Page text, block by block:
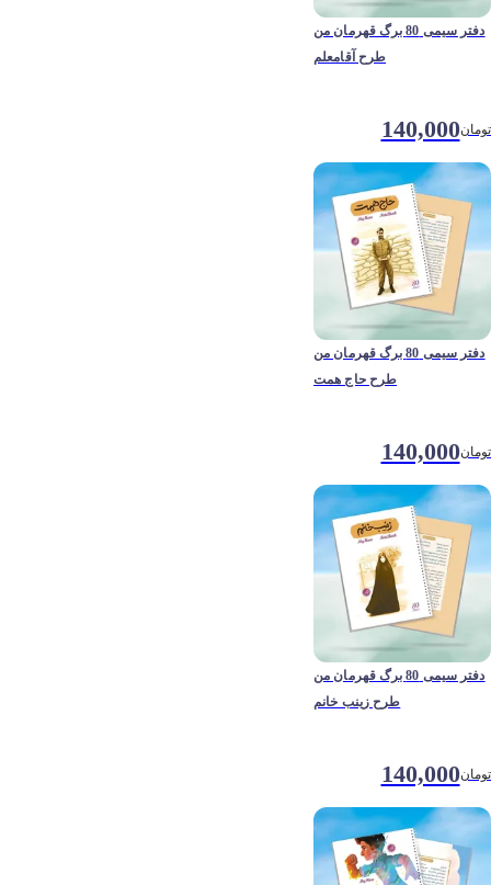
دفتر سیمی 80 برگ قهرمان من
طرح آقامعلم
140,000تومان
دفتر سیمی 80 برگ قهرمان من
طرح حاج همت
140,000تومان
دفتر سیمی 80 برگ قهرمان من
طرح زینب خانم
140,000تومان